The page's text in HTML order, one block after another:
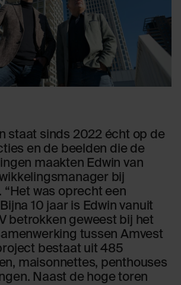
staat sinds 2022 écht op de
en de beelden die de
maakten Edwin van
bij
“Het was oprecht een
10 jaar is Edwin vanuit
betrokken geweest bij het
tussen Amvest
bestaat uit 485
maisonnettes, penthouses
Naast de hoge toren